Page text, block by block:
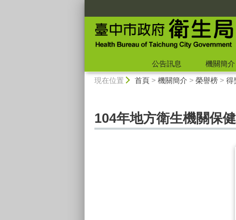
公告訊息 機關簡介
現在位置 首頁> 機關簡介 > 榮譽榜> 得
104年地方衛生機關保